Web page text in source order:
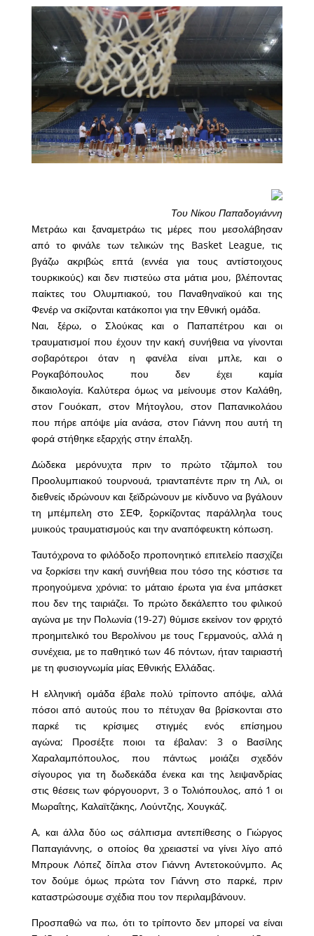
Του Νίκου Παπαδογιάννη
Μετράω και ξαναμετράω τις μέρες που μεσολάβησαν
από το φινάλε των τελικών της Basket League, τις
βγάζω ακριβώς επτά (εννέα για τους αντίστοιχους
τουρκικούς) και δεν πιστεύω στα μάτια μου, βλέποντας
παίκτες του Ολυμπιακού, του Παναθηναϊκού και της
Φενέρ να σκίζονται κατάκοποι για την Εθνική ομάδα.
Ναι, ξέρω, ο Σλούκας και ο Παπαπέτρου και οι
τραυματισμοί που έχουν την κακή συνήθεια να γίνονται
σοβαρότεροι όταν η φανέλα είναι μπλε, και ο
Ρογκαβόπουλος που δεν έχει καμία
δικαιολογία. Καλύτερα όμως να μείνουμε στον Καλάθη,
στον Γουόκαπ, στον Μήτογλου, στον Παπανικολάου
που πήρε απόψε μία ανάσα, στον Γιάννη που αυτή τη
φορά στήθηκε εξαρχής στην έπαλξη.
Δώδεκα μερόνυχτα πριν το πρώτο τζάμπολ του
Προολυμπιακού τουρνουά, τριανταπέντε πριν τη Λιλ, οι
διεθνείς ιδρώνουν και ξεϊδρώνουν με κίνδυνο να βγάλουν
τη μπέμπελη στο ΣΕΦ, ξορκίζοντας παράλληλα τους
μυικούς τραυματισμούς και την αναπόφευκτη κόπωση.
Ταυτόχρονα το φιλόδοξο προπονητικό επιτελείο πασχίζει
να ξορκίσει την κακή συνήθεια που τόσο της κόστισε τα
προηγούμενα χρόνια: το μάταιο έρωτα για ένα μπάσκετ
που δεν της ταιριάζει. Το πρώτο δεκάλεπτο του φιλικού
αγώνα με την Πολωνία (19-27) θύμισε εκείνον τον φριχτό
προημιτελικό του Βερολίνου με τους Γερμανούς, αλλά η
συνέχεια, με το παθητικό των 46 πόντων, ήταν ταιριαστή
με τη φυσιογνωμία μίας Εθνικής Ελλάδας.
Η ελληνική ομάδα έβαλε πολύ τρίποντο απόψε, αλλά
πόσοι από αυτούς που το πέτυχαν θα βρίσκονται στο
παρκέ τις κρίσιμες στιγμές ενός επίσημου
αγώνα; Προσέξτε ποιοι τα έβαλαν: 3 ο Βασίλης
Χαραλαμπόπουλος, που πάντως μοιάζει σχεδόν
σίγουρος για τη δωδεκάδα ένεκα και της λειψανδρίας
στις θέσεις των φόργουορντ, 3 ο Τολιόπουλος, από 1 οι
Μωραΐτης, Καλαϊτζάκης, Λούντζης, Χουγκάζ.
Α, και άλλα δύο ως σάλπισμα αντεπίθεσης ο Γιώργος
Παπαγιάννης, ο οποίος θα χρειαστεί να γίνει λίγο από
Μπρουκ Λόπεζ δίπλα στον Γιάννη Αντετοκούνμπο. Ας
τον δούμε όμως πρώτα τον Γιάννη στο παρκέ, πριν
καταστρώσουμε σχέδια που τον περιλαμβάνουν.
Προσπαθώ να πω, ότι το τρίποντο δεν μπορεί να είναι